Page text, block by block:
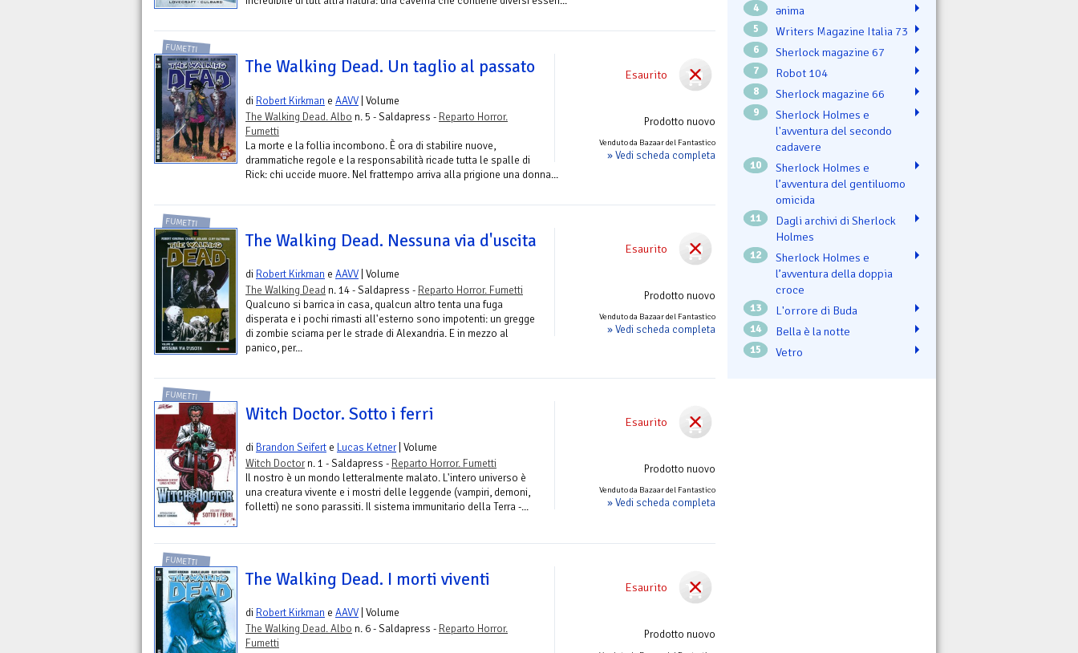
Esaurito
Prodotto nuovo
Venduto da Bazaar del Fantastico
» Vedi scheda completa
FUMETTI
The Walking Dead. Un taglio al passato
di Robert Kirkman e AAVV | Volume
The Walking Dead. Albo n. 5 - Saldapress - Reparto Horror.
Fumetti
La morte e la follia incombono. È ora di stabilire nuove,
drammatiche regole e la responsabilità ricade tutta le spalle di
Rick: chi uccide muore. Nel frattempo arriva alla prigione una donna...
Esaurito
Prodotto nuovo
Venduto da Bazaar del Fantastico
» Vedi scheda completa
FUMETTI
The Walking Dead. Nessuna via d'uscita
di Robert Kirkman e AAVV | Volume
The Walking Dead n. 14 - Saldapress - Reparto Horror. Fumetti
Qualcuno si barrica in casa, qualcun altro tenta una fuga
disperata e i pochi rimasti all'esterno sono impotenti: un gregge
di zombie sciama per le strade di Alexandria. E in mezzo al
panico, per...
Esaurito
Prodotto nuovo
Venduto da Bazaar del Fantastico
» Vedi scheda completa
FUMETTI
Witch Doctor. Sotto i ferri
di Brandon Seifert e Lucas Ketner| Volume
Witch Doctorn. 1 - Saldapress - Reparto Horror. Fumetti
Il nostro è un mondo letteralmente malato. L'intero universo è
una creatura vivente e i mostri delle leggende (vampiri, demoni,
folletti) ne sono parassiti. Il sistema immunitario della Terra -...
Esaurito
Prodotto nuovo
FUMETTI
The Walking Dead. I morti viventi
di Robert Kirkman e AAVV | Volume
The Walking Dead. Albo n. 6 - Saldapress - Reparto Horror.
Fumetti
4 ənima
5 Writers Magazine Italia 73
6 Sherlock magazine 67
7 Robot 104
8 Sherlock magazine 66
9
Sherlock Holmes e
l'avventura del secondo
cadavere
10
Sherlock Holmes e
l’avventura del gentiluomo
omicida
11
Dagli archivi di Sherlock
Holmes
12
Sherlock Holmes e
l’avventura della doppia
croce
13 L'orrore di Buda
14 Bella è la notte
15 Vetro